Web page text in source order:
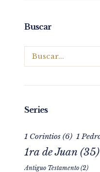
Buscar
Series
1 Corintios (6) 1
1ra de Juan (35)
Antiguo Testamento (2)